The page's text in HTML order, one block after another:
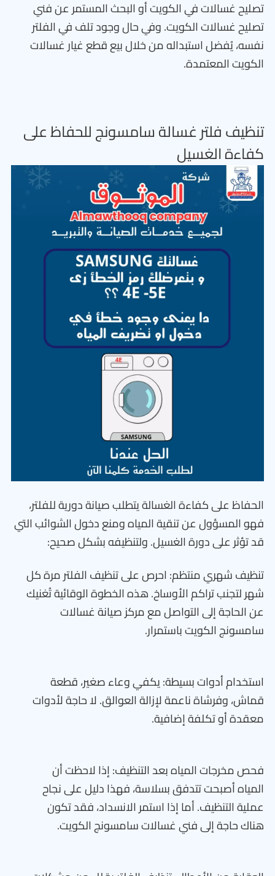
تصليح غسالات في الكويت أو البحث المستمر عن فني
تصليح غسالات الكويت. وفي حال وجود تلف في الفلتر
نفسه، يُفضل استبداله من خلال بيع قطع غيار غسالات
الكويت المعتمدة.
تنظيف فلتر غسالة سامسونج للحفاظ على
كفاءة الغسيل
الحفاظ على كفاءة الغسالة يتطلب صيانة دورية للفلتر،
فهو المسؤول عن تنقية المياه ومنع دخول الشوائب التي
قد تؤثر على دورة الغسيل. ولتنظيفه بشكل صحيح:
تنظيف شهري منتظم: احرص على تنظيف الفلتر مرة كل
شهر لتجنب تراكم الأوساخ. هذه الخطوة الوقائية تُغنيك
عن الحاجة إلى التواصل مع مركز صيانة غسالات
سامسونج الكويت باستمرار.
استخدام أدوات بسيطة: يكفي وعاء صغير، قطعة
قماش، وفرشاة ناعمة لإزالة العوالق. لا حاجة لأدوات
معقدة أو تكلفة إضافية.
فحص مخرجات المياه بعد التنظيف: إذا لاحظت أن
المياه أصبحت تتدفق بسلاسة، فهذا دليل على نجاح
عملية التنظيف. أما إذا استمر الانسداد، فقد تكون
هناك حاجة إلى فني غسالات سامسونج الكويت.